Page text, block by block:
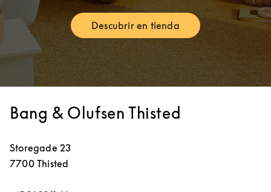
Descubrir en tiendaLink Opens in New Tab
Bang & Olufsen Thisted
Storegade 23
7700 Thisted